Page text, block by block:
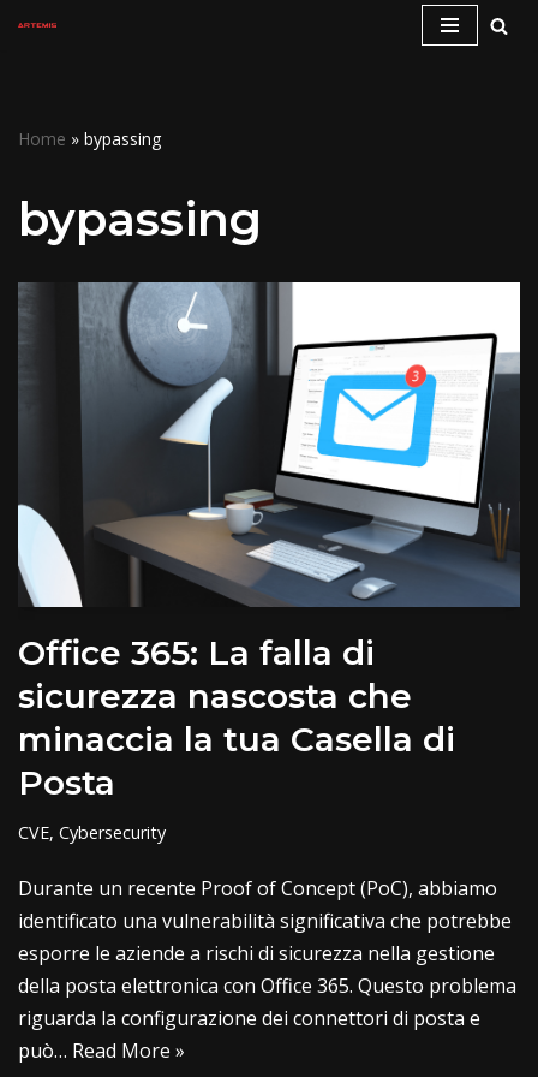
content
Home » bypassing
bypassing
Office 365: La falla di
sicurezza nascosta che
minaccia la tua Casella di
Posta
CVE, Cybersecurity
Durante un recente Proof of Concept (PoC), abbiamo
identificato una vulnerabilità significativa che potrebbe
esporre le aziende a rischi di sicurezza nella gestione
della posta elettronica con Office 365. Questo problema
riguarda la configurazione dei connettori di posta e
può… Read More »